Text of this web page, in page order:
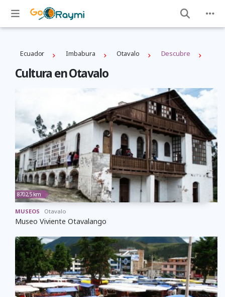
Ecuador Imbabura Otavalo Descubre
Cultura en Otavalo
8702,5 km
MUSEOS Otavalo
Museo Viviente Otavalango